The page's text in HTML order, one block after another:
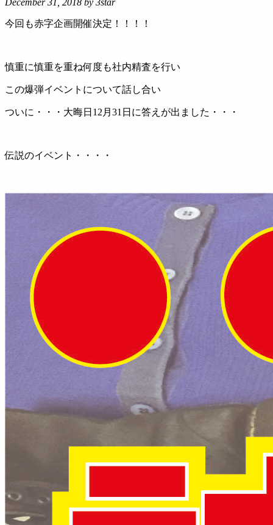
今回も赤字企画開催決定！！！！
慎重に慎重を重ね何度も社内精査を行い
この爆弾イベントについて話し合い
ついに・・・大晦日12月31日に答えが出ました・・・
伝説のイベント・・・・